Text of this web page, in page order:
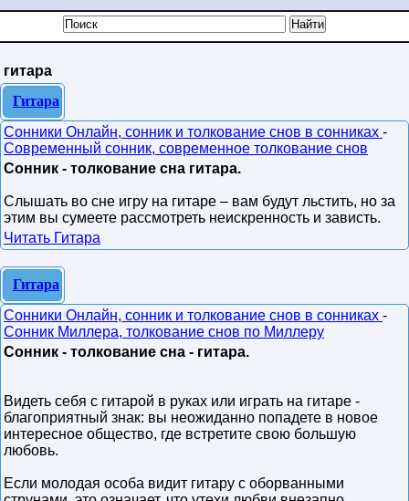
гитара
Гитара
Сонники Онлайн, сонник и толкование снов в сонниках -
Современный сонник, современное толкование снов
Сонник - толкование сна гитара.
Слышать во сне игру на гитаре – вам будут льстить, но за
этим вы сумеете рассмотреть неискренность и зависть.
Читать Гитара
Гитара
Сонники Онлайн, сонник и толкование снов в сонниках -
Сонник Миллера, толкование снов по Миллеру
Сонник - толкование сна - гитара.
Видеть себя с гитарой в руках или играть на гитаре -
благоприятный знак: вы неожиданно попадете в новое
интересное общество, где встретите свою большую
любовь.
Если молодая особа видит гитару с оборванными